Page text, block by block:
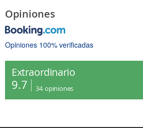
Opiniones
Opiniones 100% verificadas
Extraordinario
9.7 34 opiniones